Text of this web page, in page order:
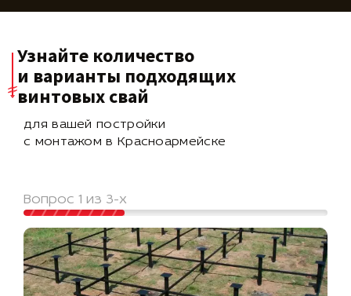
Узнайте количество
и варианты подходящих
винтовых свай
для вашей постройки
с монтажом в Красноармейске
Вопрос 1 из 3-х